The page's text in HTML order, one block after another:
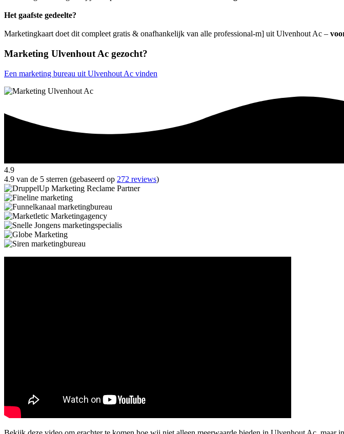
Het gaafste gedeelte?
Marketingkaart doet dit compleet gratis & onafhankelijk van alle professional-m] uit Ulvenhout Ac –
Marketing Ulvenhout Ac gezocht?
Een marketing bureau uit Ulvenhout Ac vinden
4.9
4.9 van de 5 sterren (gebaseerd op 272 reviews)